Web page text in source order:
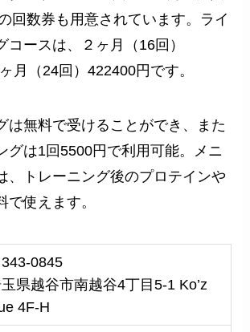
回数券も用意されています。ライ
コースは、２ヶ月（16回）
月（24回）422400円です。
は無料で受けることができ、また
グは1回5500円で利用可能。メニ
、トレーニング後のプロテインや
で使えます。
0845
県越谷市南越谷4丁目5-1 Ko’z
4F-H